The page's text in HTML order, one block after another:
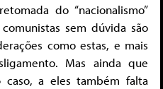
do “nacionalismo”
sem dúvida são
como estas, e mais
Mas ainda que
caso, a eles também falta